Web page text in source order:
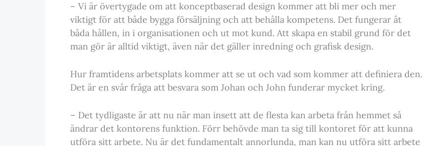
– Vi är övertygade om att konceptbaserad design kommer att bli mer och mer
viktigt för att både bygga försäljning och att behålla kompetens. Det fungerar åt
båda hållen, in i organisationen och ut mot kund. Att skapa en stabil grund för det
man gör är alltid viktigt, även när det gäller inredning och grafisk design.
Hur framtidens arbetsplats kommer att se ut och vad som kommer att definiera den.
Det är en svår fråga att besvara som Johan och John funderar mycket kring.
– Det tydligaste är att nu när man insett att de flesta kan arbeta från hemmet så
ändrar det kontorens funktion. Förr behövde man ta sig till kontoret för att kunna
utföra sitt arbete. Nu är det fundamentalt annorlunda, man kan nu utföra sitt arbete